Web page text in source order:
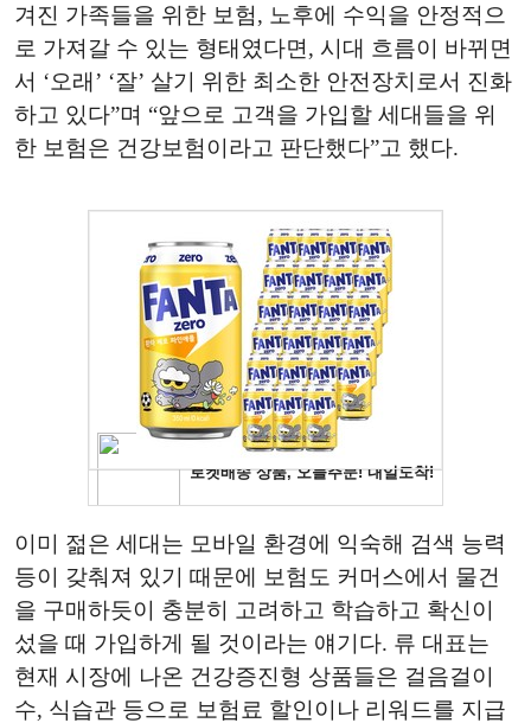
겨진 가족들을 위한 보험, 노후에 수익을 안정적으
로 가져갈 수 있는 형태였다면, 시대 흐름이 바뀌면
서 ‘오래’ ‘잘’ 살기 위한 최소한 안전장치로서 진화
하고 있다”며 “앞으로 고객을 가입할 세대들을 위
한 보험은 건강보험이라고 판단했다”고 했다.
이미 젊은 세대는 모바일 환경에 익숙해 검색 능력
등이 갖춰져 있기 때문에 보험도 커머스에서 물건
을 구매하듯이 충분히 고려하고 학습하고 확신이
섰을 때 가입하게 될 것이라는 얘기다. 류 대표는
현재 시장에 나온 건강증진형 상품들은 걸음걸이
수, 식습관 등으로 보험료 할인이나 리워드를 지급